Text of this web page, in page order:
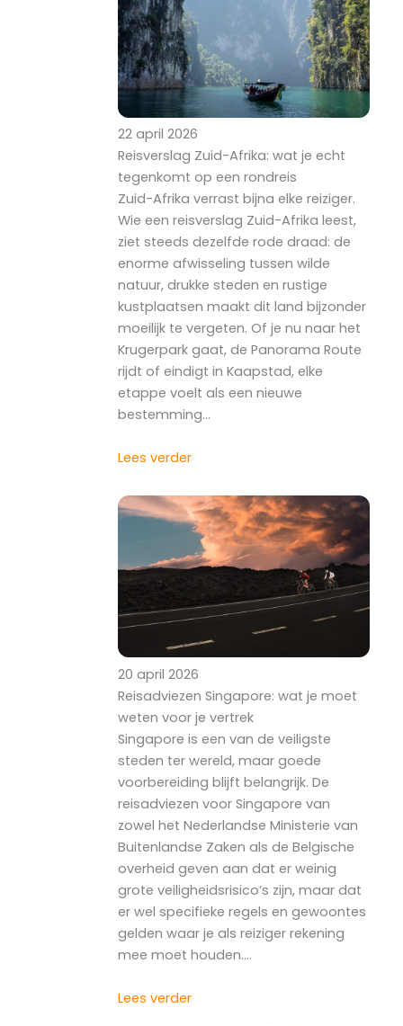
22 april 2026
Reisverslag Zuid-Afrika: wat je echt
tegenkomt op een rondreis
Zuid-Afrika verrast bijna elke reiziger.
Wie een reisverslag Zuid-Afrika leest,
ziet steeds dezelfde rode draad: de
enorme afwisseling tussen wilde
natuur, drukke steden en rustige
kustplaatsen maakt dit land bijzonder
moeilijk te vergeten. Of je nu naar het
Krugerpark gaat, de Panorama Route
rijdt of eindigt in Kaapstad, elke
etappe voelt als een nieuwe
bestemming…
Lees verder
20 april 2026
Reisadviezen Singapore: wat je moet
weten voor je vertrek
Singapore is een van de veiligste
steden ter wereld, maar goede
voorbereiding blijft belangrijk. De
reisadviezen voor Singapore van
zowel het Nederlandse Ministerie van
Buitenlandse Zaken als de Belgische
overheid geven aan dat er weinig
grote veiligheidsrisico’s zijn, maar dat
er wel specifieke regels en gewoontes
gelden waar je als reiziger rekening
mee moet houden.…
Lees verder